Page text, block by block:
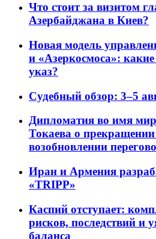
Что стоит за визитом
Азербайджана в Киев?
Новая модель
и «Азеркосмоса»: какие
указ?
Судебный обзор: 3–5
Дипломатия во имя
Токаева о
возобновлении
Иран и Армения
«TRIPP»
Каспий отступает:
рисков, последствий и
баланса